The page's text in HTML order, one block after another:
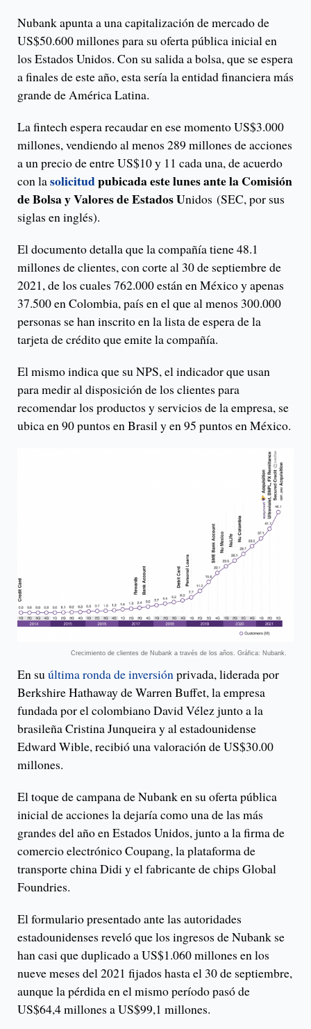
Nubank apunta a una capitalización de mercado de
US$50.600 millones para su oferta pública inicial en
los Estados Unidos. Con su salida a bolsa, que se espera
a finales de este año, esta sería la entidad financiera más
grande de América Latina.
La fintech espera recaudar en ese momento US$3.000
millones, vendiendo al menos 289 millones de acciones
a un precio de entre US$10 y 11 cada una, de acuerdo
con lasolicitudpubicada este lunes ante la Comisión
de Bolsa y Valores de Estados Unidos (SEC, por sus
siglas en inglés).
El documento detalla que la compañía tiene 48.1
millones de clientes, con corte al 30 de septiembre de
2021, de los cuales 762.000 están en México y apenas
37.500 en Colombia, país en el que al menos 300.000
personas se han inscrito en la lista de espera de la
tarjeta de crédito que emite la compañía.
El mismo indica que su NPS, el indicador que usan
para medir al disposición de los clientes para
recomendar los productos y servicios de la empresa, se
ubica en 90 puntos en Brasil y en 95 puntos en México.
Crecimiento de clientes de Nubank a través de los años. Gráfica: Nubank.
En su última ronda de inversión privada, liderada por
Berkshire Hathaway de Warren Buffet, la empresa
fundada por el colombiano David Vélez junto a la
brasileña Cristina Junqueira y al estadounidense
Edward Wible, recibió una valoración de US$30.00
millones.
El toque de campana de Nubank en su oferta pública
inicial de acciones la dejaría como una de las más
grandes del año en Estados Unidos, junto a la firma de
comercio electrónico Coupang, la plataforma de
transporte china Didi y el fabricante de chips Global
Foundries.
El formulario presentado ante las autoridades
estadounidenses reveló que los ingresos de Nubank se
han casi que duplicado a US$1.060 millones en los
nueve meses del 2021 fijados hasta el 30 de septiembre,
aunque la pérdida en el mismo período pasó de
US$64,4 millones a US$99,1 millones.